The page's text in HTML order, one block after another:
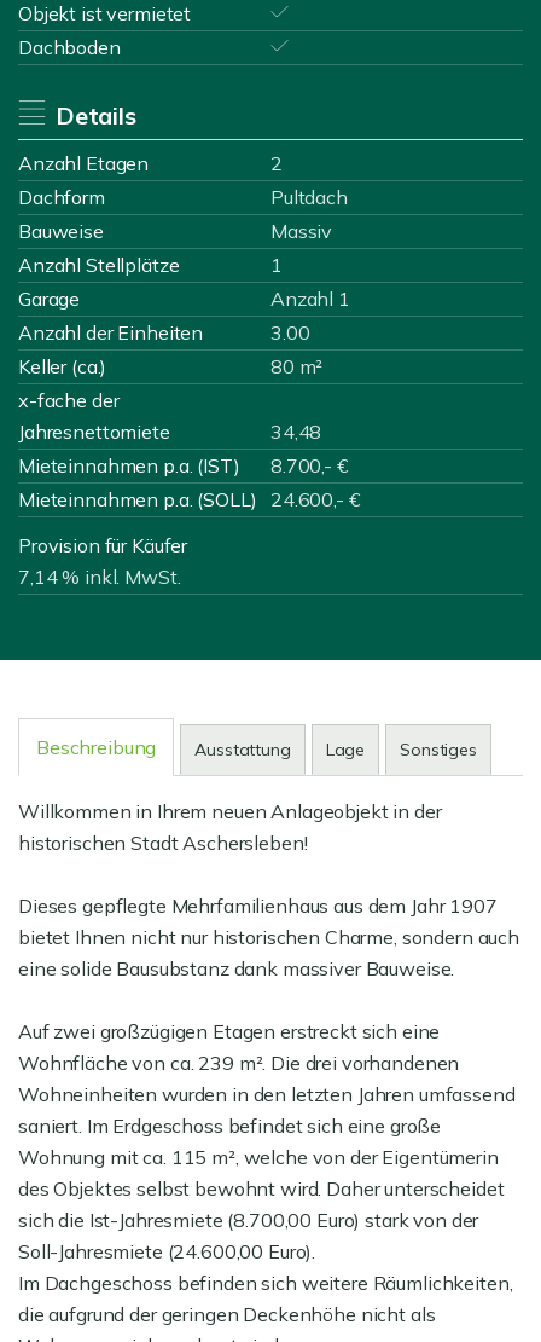
Objekt ist vermietet
Dachboden
Details
Anzahl Etagen
2
Dachform
Pultdach
Bauweise
Massiv
Anzahl Stellplätze
1
Garage
Anzahl 1
Anzahl der Einheiten
3.00
Keller (ca.)
80 m²
x-fache der
Jahresnettomiete
34,48
Mieteinnahmen p.a. (IST)
8.700,- €
Mieteinnahmen p.a. (SOLL)
24.600,- €
Provision für Käufer
7,14 % inkl. MwSt.
Beschreibung Ausstattung Lage Sonstiges
Willkommen in Ihrem neuen Anlageobjekt in der
historischen Stadt Aschersleben!
Dieses gepflegte Mehrfamilienhaus aus dem Jahr 1907
bietet Ihnen nicht nur historischen Charme, sondern auch
eine solide Bausubstanz dank massiver Bauweise.
Auf zwei großzügigen Etagen erstreckt sich eine
Wohnfläche von ca. 239 m². Die drei vorhandenen
Wohneinheiten wurden in den letzten Jahren umfassend
saniert. Im Erdgeschoss befindet sich eine große
Wohnung mit ca. 115 m², welche von der Eigentümerin
des Objektes selbst bewohnt wird. Daher unterscheidet
sich die Ist-Jahresmiete (8.700,00 Euro) stark von der
Soll-Jahresmiete (24.600,00 Euro).
Im Dachgeschoss befinden sich weitere Räumlichkeiten,
die aufgrund der geringen Deckenhöhe nicht als